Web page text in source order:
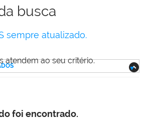
busca
sempre atualizado.
atendem ao seu critério.
foi encontrado.